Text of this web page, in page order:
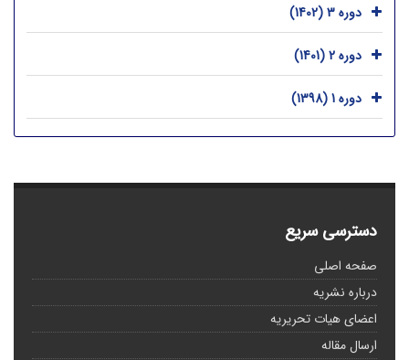
دوره 3 (1402)
دوره 2 (1401)
دوره 1 (1398)
دسترسی سریع
صفحه اصلی
درباره نشریه
اعضای هیات تحریریه
ارسال مقاله